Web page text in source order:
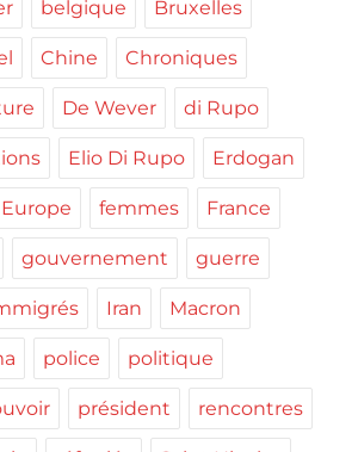
belgique Bruxelles
Chine Chroniques
De Wever di Rupo
Elio Di Rupo Erdogan
Europe femmes France
gouvernement guerre
Iran Macron
police politique
président rencontres